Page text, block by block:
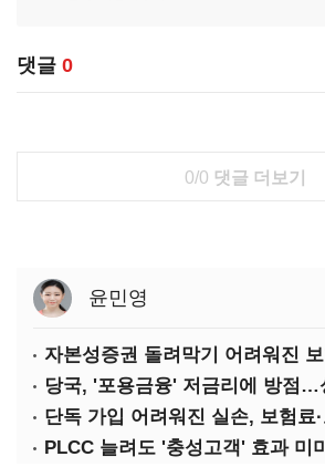
댓글 0
0/0 댓글 더보기
윤민영
PLCC 늘려도 '충성고객' 효과 미미